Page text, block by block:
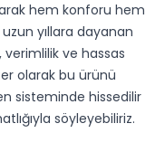
hem konforu hem
uzun yıllara dayanan
verimlilik ve hassas
olarak bu ürünü
sisteminde hissedilir
söyleyebiliriz.